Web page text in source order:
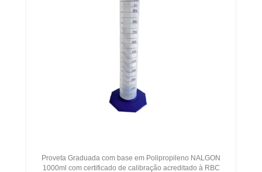
Proveta Graduada com base em Polipropileno NALGON
1000ml com certificado de calibração acreditado à RBC